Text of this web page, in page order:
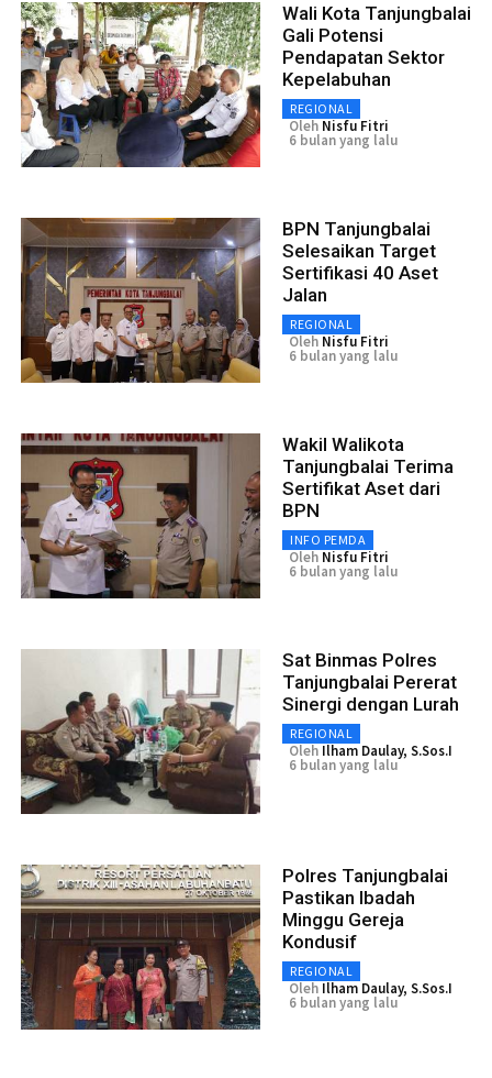
Wali Kota Tanjungbalai
Gali Potensi
Pendapatan Sektor
Kepelabuhan
REGIONAL
Oleh Nisfu Fitri
6 bulan yang lalu
BPN Tanjungbalai
Selesaikan Target
Sertifikasi 40 Aset
Jalan
REGIONAL
Oleh Nisfu Fitri
6 bulan yang lalu
Wakil Walikota
Tanjungbalai Terima
Sertifikat Aset dari
BPN
INFO PEMDA
Oleh Nisfu Fitri
6 bulan yang lalu
Sat Binmas Polres
Tanjungbalai Pererat
Sinergi dengan Lurah
REGIONAL
Oleh Ilham Daulay, S.Sos.I
6 bulan yang lalu
Polres Tanjungbalai
Pastikan Ibadah
Minggu Gereja
Kondusif
REGIONAL
Oleh Ilham Daulay, S.Sos.I
6 bulan yang lalu